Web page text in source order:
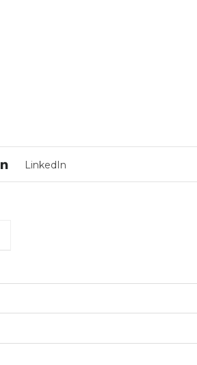
LinkedIn